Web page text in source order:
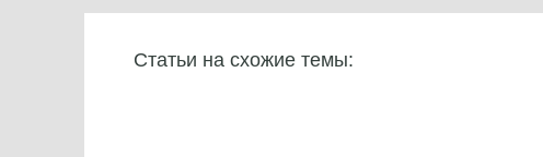
Статьи на схожие темы: